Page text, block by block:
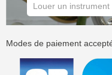
Louer un instrument
Modes de paiement